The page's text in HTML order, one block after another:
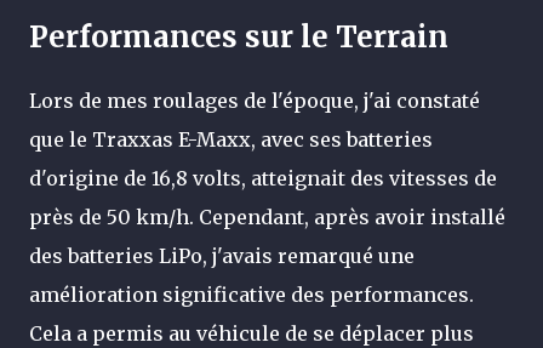
Performances sur le Terrain
Lors de mes roulages de l'époque, j'ai constaté
que le Traxxas E-Maxx, avec ses batteries
d'origine de 16,8 volts, atteignait des vitesses de
près de 50 km/h. Cependant, après avoir installé
des batteries LiPo, j'avais remarqué une
amélioration significative des performances.
Cela a permis au véhicule de se déplacer plus